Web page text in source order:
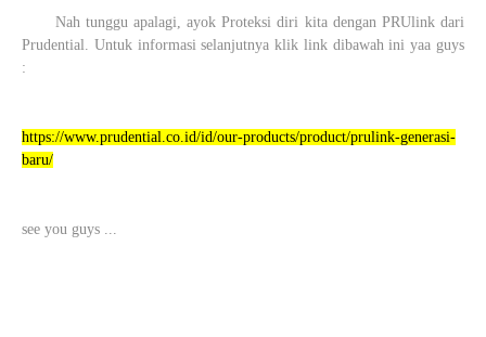
Nah tunggu apalagi, ayok Proteksi diri kita dengan PRUlink dari
Prudential. Untuk informasi selanjutnya klik link dibawah ini yaa guys
:
https://www.prudential.co.id/id/our-products/product/prulink-generasi-
baru/
see you guys ...